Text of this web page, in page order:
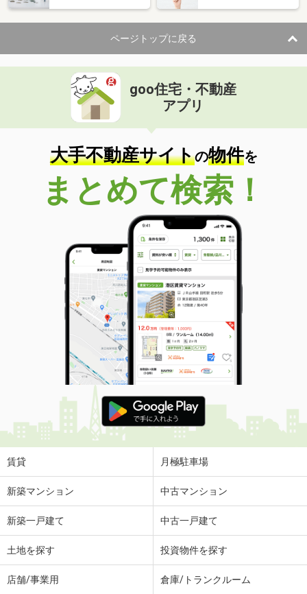
ページトップに戻る
goo住宅・不動産
アプリ
大手不動産サイトの物件を
まとめて検索！
賃貸 月極駐車場
新築マンション 中古マンション
新築一戸建て 中古一戸建て
土地を探す 投資物件を探す
店舗/事業用 倉庫/トランクルーム